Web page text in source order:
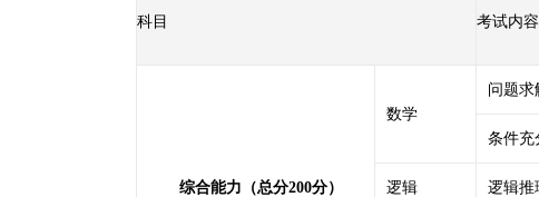
科目 考试内容
综合能力（总分200分）
数学
问题求
条件充
逻辑 逻辑推